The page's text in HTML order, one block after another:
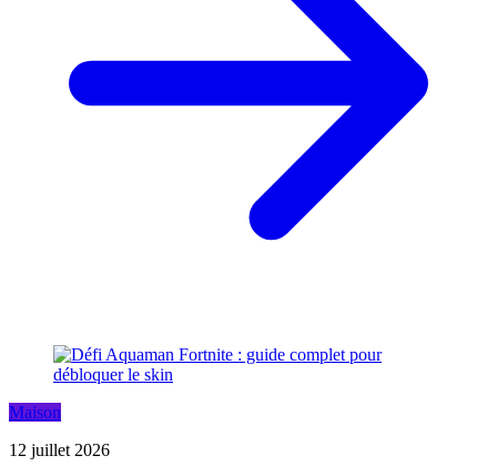
Maison
12 juillet 2026